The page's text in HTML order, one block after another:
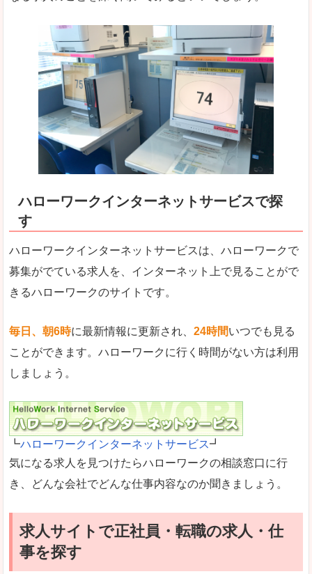
ハローワークインターネットサービスで探
す
ハローワークインターネットサービスは、ハローワークで
募集がでている求人を、インターネット上で見ることがで
きるハローワークのサイトです。
毎日、朝6時に最新情報に更新され、 24時間いつでも見る
ことができます。ハローワークに行く時間がない方は利用
しましょう。
┗ハローワークインターネットサービス┛
気になる求人を見つけたらハローワークの相談窓口に行
き、どんな会社でどんな仕事内容なのか聞きましょう。
求人サイトで正社員・転職の求人・仕
事を探す